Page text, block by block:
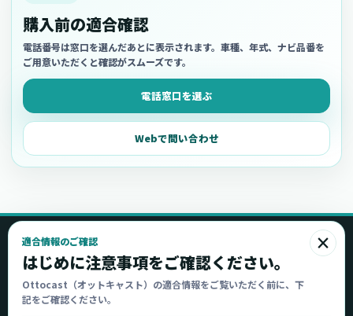
購入前の適合確認
電話番号は窓口を選んだあとに表示されます。車種、年式、ナビ品番を
ご用意いただくと確認がスムーズです。
電話窓口を選ぶ
Webで問い合わせ
×
適合情報のご確認
はじめに注意事項をご確認ください。
Ottocast（オットキャスト）の適合情報をご覧いただく前に、下
記をご確認ください。
Ottocast
オットキャスト
Ottocast正規販売代理店 Azgate株式会社